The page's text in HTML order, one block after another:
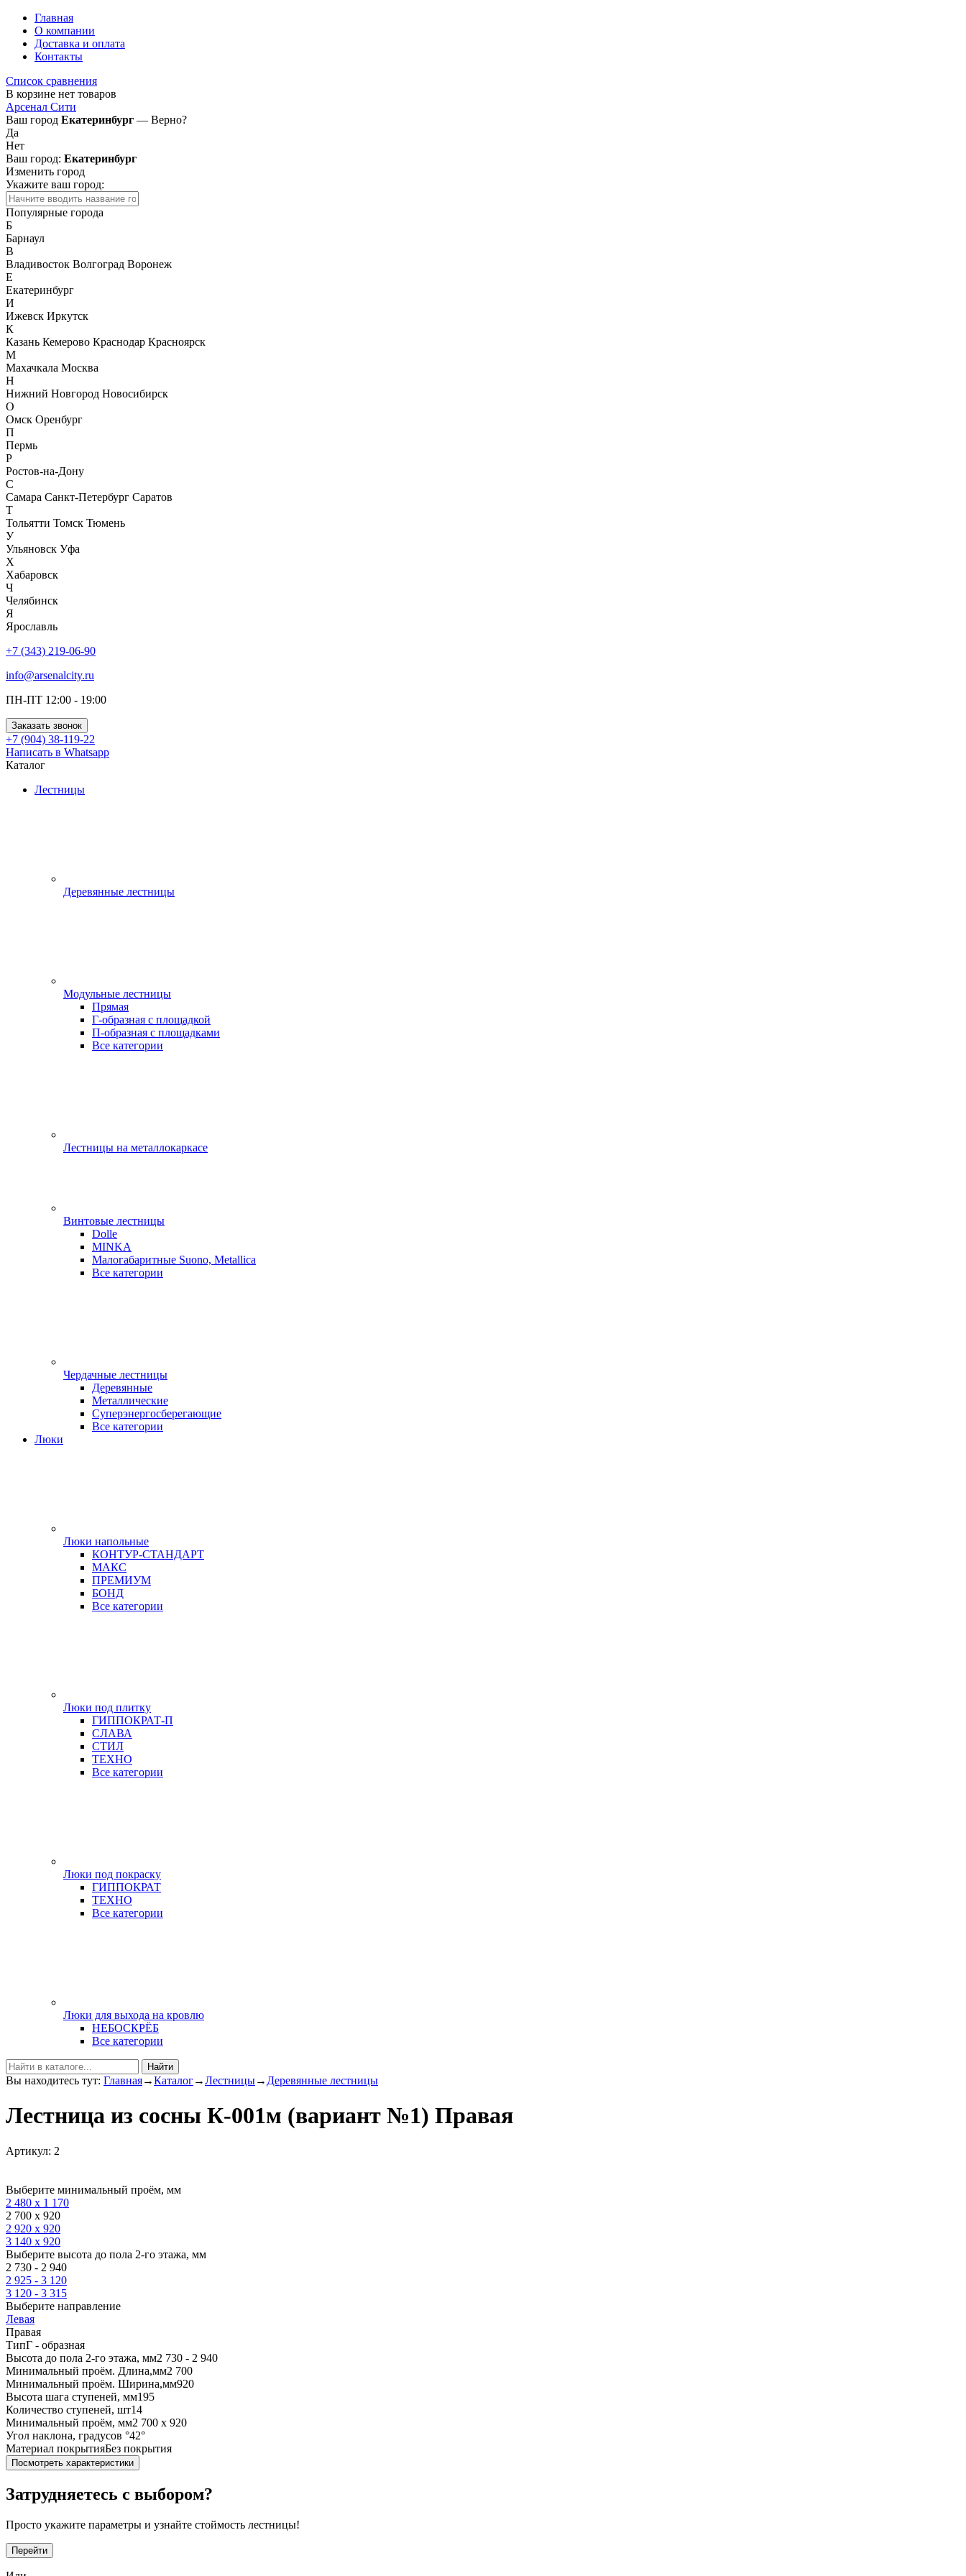
Главная
О компании
Доставка и оплата
Контакты
Список сравнения
В корзине нет товаров
Арсенал Сити
Ваш город Екатеринбург — Верно?
Да
Нет
Ваш город: Екатеринбург
Изменить город
Укажите ваш город:
Популярные города
Б
Барнаул
В
Владивосток Волгоград Воронеж
Е
Екатеринбург
И
Ижевск Иркутск
К
Казань Кемерово Краснодар Красноярск
М
Махачкала Москва
Н
Нижний Новгород Новосибирск
О
Омск Оренбург
П
Пермь
Р
Ростов-на-Дону
С
Самара Санкт-Петербург Саратов
Т
Тольятти Томск Тюмень
У
Ульяновск Уфа
Х
Хабаровск
Ч
Челябинск
Я
Ярославль
+7 (343) 219-06-90
info@arsenalcity.ru
ПН-ПТ 12:00 - 19:00
Заказать звонок
+7 (904) 38-119-22
Написать в Whatsapp
Каталог
Лестницы
Деревянные лестницы
Модульные лестницы
Прямая
Г-образная с площадкой
П-образная с площадками
Все категории
Лестницы на металлокаркасе
Винтовые лестницы
Dolle
MINKA
Малогабаритные Suono, Metallica
Все категории
Чердачные лестницы
Деревянные
Металлические
Суперэнергосберегающие
Все категории
Люки
Люки напольные
КОНТУР-СТАНДАРТ
МАКС
ПРЕМИУМ
БОНД
Все категории
Люки под плитку
ГИППОКРАТ-П
СЛАВА
СТИЛ
ТЕХНО
Все категории
Люки под покраску
ГИППОКРАТ
ТЕХНО
Все категории
Люки для выхода на кровлю
НЕБОСКРЁБ
Все категории
Найти
Вы находитесь тут: Главная→Каталог→Лестницы→ Деревянные лестницы
Лестница из сосны К-001м (вариант №1) Правая
Артикул: 2
Выберите минимальный проём, мм
2 480 х 1 170
2 700 х 920
2 920 х 920
3 140 х 920
Выберите высота до пола 2-го этажа, мм
2 730 - 2 940
2 925 - 3 120
3 120 - 3 315
Выберите направление
Левая
Правая
ТипГ - образная
Высота до пола 2-го этажа, мм2 730 - 2 940
Минимальный проём. Длина,мм2 700
Минимальный проём. Ширина,мм920
Высота шага ступеней, мм195
Количество ступеней, шт14
Минимальный проём, мм2 700 х 920
Угол наклона, градусов °42°
Материал покрытияБез покрытия
Посмотреть характеристики
Затрудняетесь с выбором?
Просто укажите параметры и узнайте стоймость лестницы!
Перейти